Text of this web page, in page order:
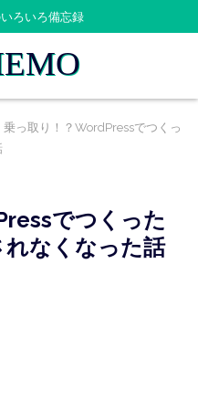
ろいろ備忘録
乗っ取り！？WordPressでつくっ
でつくった
なくなった話